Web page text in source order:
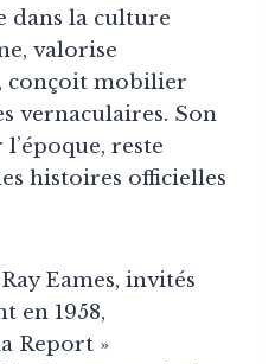
dans la culture
valorise
conçoit mobilier
vernaculaires. Son
reste
histoires officielles
Eames, invités
en 1958,
Report »